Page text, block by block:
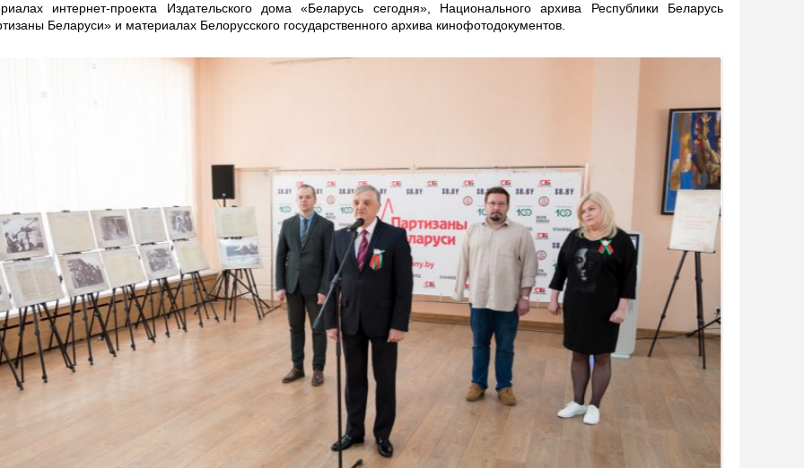
интернет-проекта Издательского дома «Беларусь сегодня», Национального архива Республики Беларусь
Беларуси» и материалах Белорусского государственного архива кинофотодокументов.